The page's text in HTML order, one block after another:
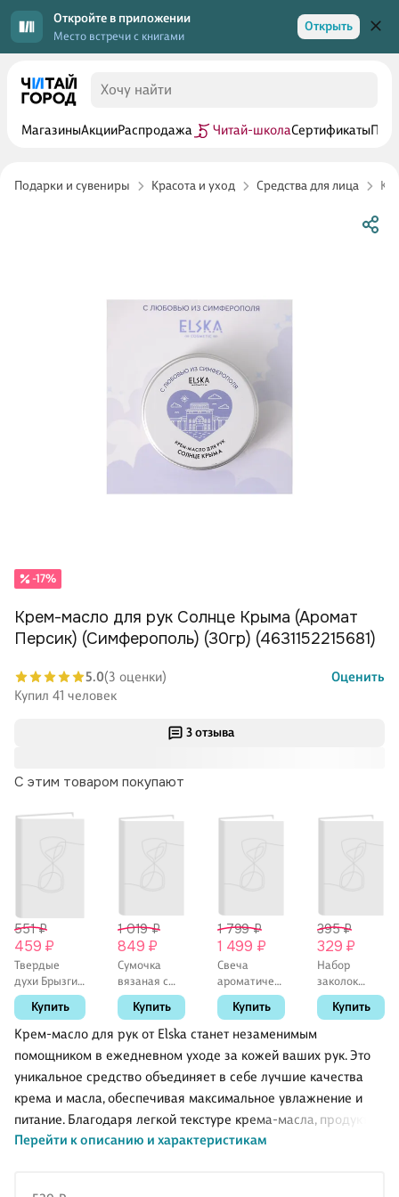
Откройте в приложении
Место встречи с книгами
Открыть
МагазиныАкцииРаспродажа Читай-школаСертификаты
Подарки и сувениры Красота и уход Средства для лица
3 отзыва
Крем-масло для рук от Elska станет незаменимым
помощником в ежедневном уходе за кожей ваших рук. Это
уникальное средство объединяет в себе лучшие качества
крема и масла, обеспечивая максимальное увлажнение и
питание. Благодаря легкой текстуре крема-масла, продукт
быстро впитывается, не оставляя неприятных жирных
Перейти к описанию и характеристикам
С этим товаром покупают
551 ₽
459 ₽
Твердые
духи Брызги
Черного
моря
(Аромат
Бали)
(Симферополь)
(10гр)
(4631152215680)
Купить
1 019 ₽
849 ₽
Сумочка
вязаная с
застежкой
Мишка,
Bookvalno,
цвет в
ассортименте
Купить
1 799 ₽
1 499 ₽
Свеча
ароматическая
Noor
(Розовое
дерево,Кардамон,Удовое
(110мл)
(flame-
MC033)
Купить
395 ₽
329 ₽
Набор
заколок
Сердечки
перламутровые
(4см) (12-
Ava-1)
(Lafilaf)
Купить
-17%
Крем-масло для рук Солнце Крыма (Аромат
Персик) (Симферополь) (30гр) (4631152215681)
5.0(3 оценки)
Оценить
Купил 41 человек